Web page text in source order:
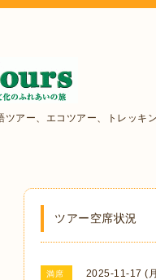
アー、エコツアー、トレッキ
ツアー空席状況
満席 2025-11-17 (